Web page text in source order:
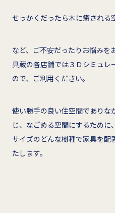
せっかくだったら木に癒される
など、ご不安だったりお悩みを
具蔵の各店舗では３Ｄシミュレ
ので、ご利用ください。
使い勝手の良い住空間でありな
じ、なごめる空間にするため
サイズのどんな樹種で家具を配
たします。